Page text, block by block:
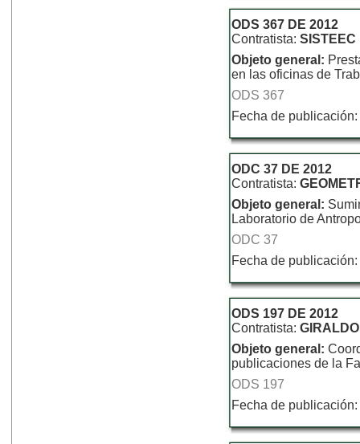
ODS 367 DE 2012
Contratista: SISTEEC
Objeto general:
en las oficinas de
ODS 367
Fecha de
ODC 37 DE 2012
Contratista:
Objeto general:
Laboratorio de
ODC 37
Fecha de
ODS 197 DE 2012
Contratista:
Objeto general:
publicaciones de la
ODS 197
Fecha de